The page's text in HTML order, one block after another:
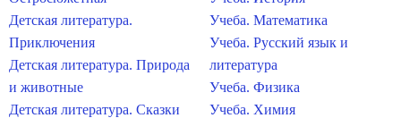
Детская литература.
Приключения
Детская литература. Природа
и животные
Детская литература. Сказки
Учеба. Математика
Учеба. Русский язык и
литература
Учеба. Физика
Учеба. Химия